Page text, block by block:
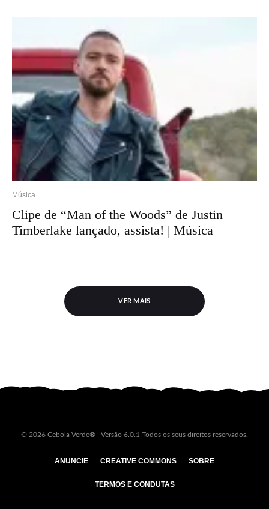
Música
Clipe de “Man of the Woods” de Justin
Timberlake lançado, assista! | Música
VER MAIS
© 2026 Cebola Verde® | Versão 6.0.1 Todos os seus direitos reservados.
ANUNCIE CREATIVE COMMONS SOBRE
TERMOS E CONDUTAS